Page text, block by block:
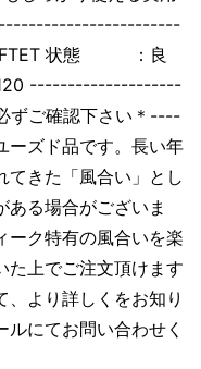
------------------------
状態 ：良
--------------------
ご確認下さい＊----
ーズド品です。長い年
てきた「風合い」とし
る場合がございま
ーク特有の風合いを楽
た上でご注文頂けます
、より詳しくをお知り
にてお問い合わせく